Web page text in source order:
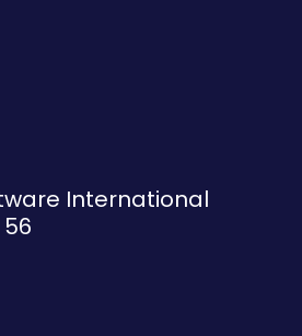
International